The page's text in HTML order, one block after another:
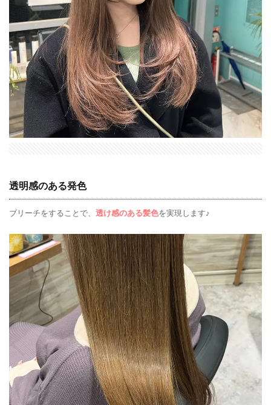
透明感のある発色
ブリーチをすることで、 透け感のある髪色を実現します♪